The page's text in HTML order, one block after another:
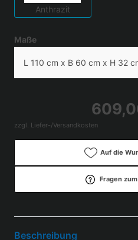
Anthrazit
Maße
L 110 cm x B 60 cm x H 32
zzgl. Liefer-/Versandkosten
Auf die
Fragen
Beschreibung